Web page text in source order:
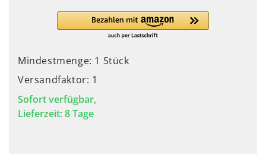
Mindestmenge: 1 Stück
Versandfaktor: 1
Sofort verfügbar,
Lieferzeit: 8 Tage